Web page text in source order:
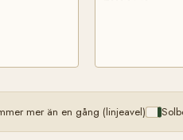
mer än en gång (linjeavel)